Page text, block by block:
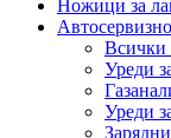
Ножици за
Всички
Уреди
Уреди